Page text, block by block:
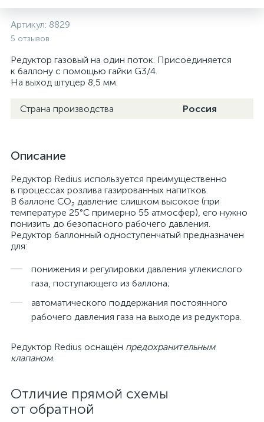
Артикул: 8829
5 отзывов
Редуктор газовый на один поток. Присоединяется
к баллону с помощью гайки G3/4.
На выход штуцер 8,5 мм.
Страна производства Россия
Описание
Редуктор Redius используется преимущественно
в процессах розлива газированных напитков.
В баллоне СО₂ давление слишком высокое (при
температуре 25°С примерно 55 атмосфер), его нужно
понизить до безопасного рабочего давления.
Редуктор баллонный одноступенчатый предназначен
для:
понижения и регулировки давления углекислого
газа, поступающего из баллона;
автоматического поддержания постоянного
рабочего давления газа на выходе из редуктора.
Редуктор Redius оснащён предохранительным
клапаном.
Отличие прямой схемы
от обратной